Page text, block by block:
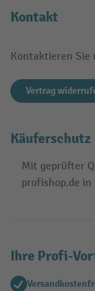
Kontakt
Kontaktieren Sie
Vertrag
Käuferschutz
Mit geprüfter
profishop.de
Ihre Profi-